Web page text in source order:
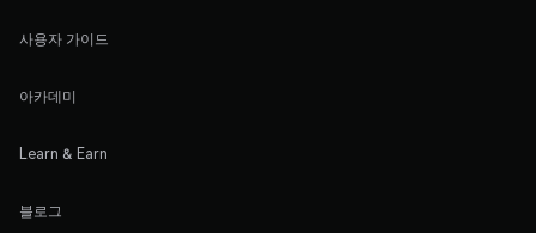
사용자 가이드
아카데미
Learn & Earn
블로그